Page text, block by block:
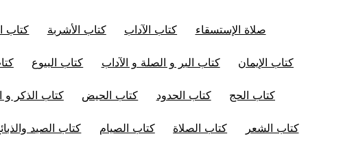
صلاة الإستسقاء كتاب الآداب كتاب الأشربة كتاب
كتاب الإيمان كتاب البر و الصلة و الآداب كتاب البيوع
كتاب الحج كتاب الحدود كتاب الحيض كتاب الذكر و
كتاب الشعر كتاب الصلاة كتاب الصيام كتاب الصيد